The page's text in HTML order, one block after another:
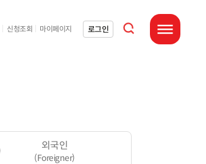
신청조회 마이페이지 로그인
통합검색 열기
전체메뉴 열기
외국인
(Foreigner)